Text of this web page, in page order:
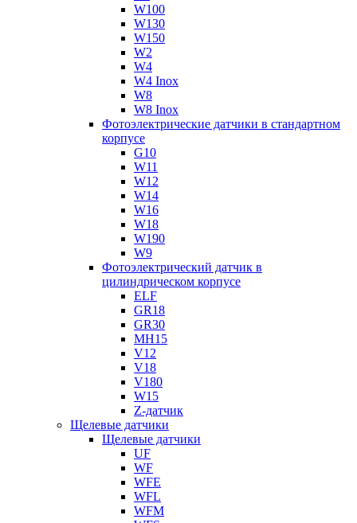
W100
W130
W150
W2
W4
W4 Inox
W8
W8 Inox
Фотоэлектрические датчики в стандартном
корпусе
G10
W11
W12
W14
W16
W18
W190
W9
Фотоэлектрический датчик в
цилиндрическом корпусе
ELF
GR18
GR30
MH15
V12
V18
V180
W15
Z-датчик
Щелевые датчики
Щелевые датчики
UF
WF
WFE
WFL
WFM